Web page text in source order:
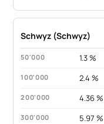
Schwyz (Schwyz)
1.3 %
2.4 %
4.36 %
5.97 %